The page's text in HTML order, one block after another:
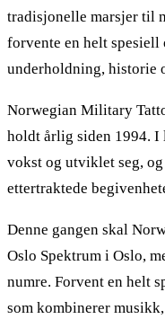
tradisjonelle marsjer til
forvente en helt spesiell
underholdning, historie
Norwegian Military
holdt årlig siden 1994. I
vokst og utviklet seg,
ettertraktede
Denne gangen skal
Oslo Spektrum i Oslo,
numre. Forvent en helt
som kombinerer